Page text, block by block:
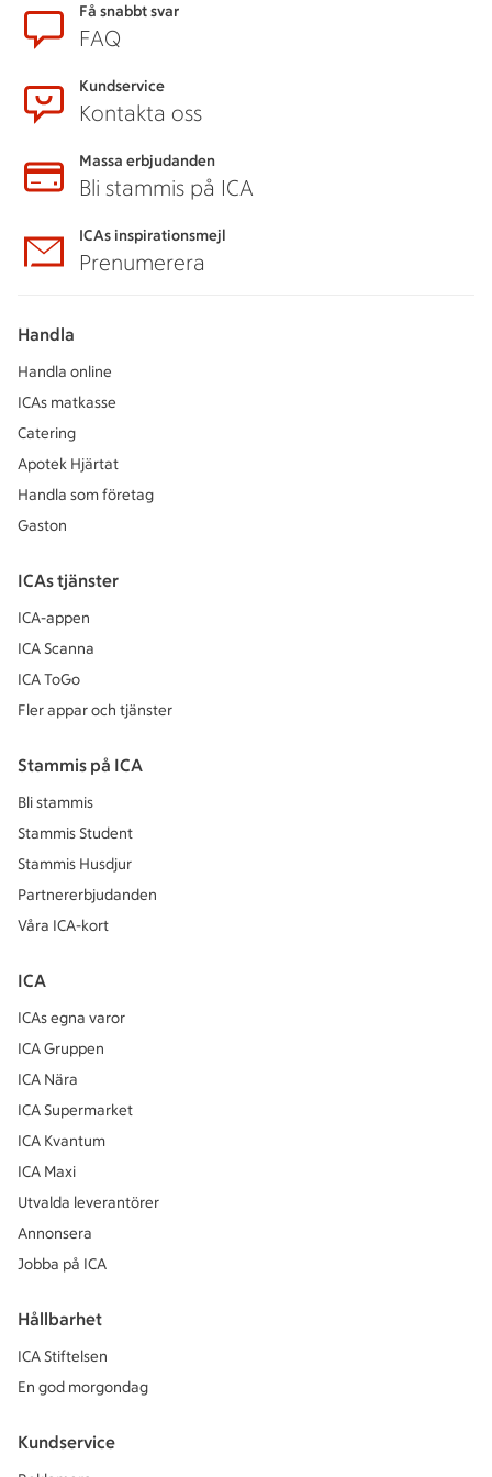
Få snabbt svar
FAQ
Kundservice
Kontakta oss
Massa erbjudanden
Bli stammis på ICA
ICAs inspirationsmejl
Prenumerera
Handla
Handla online
ICAs matkasse
Catering
Apotek Hjärtat
Handla som företag
Gaston
ICAs tjänster
ICA-appen
ICA Scanna
ICA ToGo
Fler appar och tjänster
Stammis på ICA
Bli stammis
Stammis Student
Stammis Husdjur
Partnererbjudanden
Våra ICA-kort
ICA
ICAs egna varor
ICA Gruppen
ICA Nära
ICA Supermarket
ICA Kvantum
ICA Maxi
Utvalda leverantörer
Annonsera
Jobba på ICA
Hållbarhet
ICA Stiftelsen
En god morgondag
Kundservice